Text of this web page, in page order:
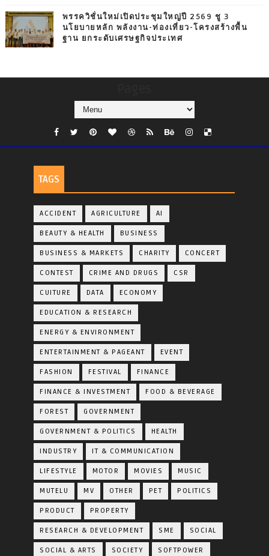
พรรควิชั่นใหม่เปิดประชุมใหญ่ปี 2569 ชู 3
นโยบายหลัก พลังงาน-ท่องเที่ยว-โครงสร้างพื้น
ฐาน ยกระดับเศรษฐกิจประเทศ
TAGS
ACCIDENT AGRICULTURE AI
BEAUTY & HEALTH BUSINESS
BUSINESS & MARKETS CHARITY CONCERT
CONTEST CRIME AND DRUGS CSR
CUITURE DATA ECONOMY
EDUCATION & RESEARCH
ENERGY & ENVIRONMENT
ENTERTAINMENT & PAGEANT EVENT
FASHION FESTIVAL FINANCE
FINANCE & INVESTMENT FOOD & BEVERAGE
FOREST GOVERNMENT
GOVERNMENT & POLITICS HEALTH
INDUSTRY IT & COMMUNICATION
LIFESTYLE MOTOR MOVIES MUSIC
MUTELU MV OTHER PET POLITICS
PRODUCT PROPERTY
RESEARCH & DEVELOPMENT SME SOCIAL
SOCIAL & ARTS SOCIETY SOFTPOWER